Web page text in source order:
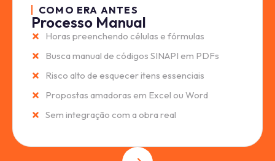
COMO ERA ANTES
Processo Manual
Horas preenchendo células e fórmulas
Busca manual de códigos SINAPI em PDFs
Risco alto de esquecer itens essenciais
Propostas amadoras em Excel ou Word
Sem integração com a obra real